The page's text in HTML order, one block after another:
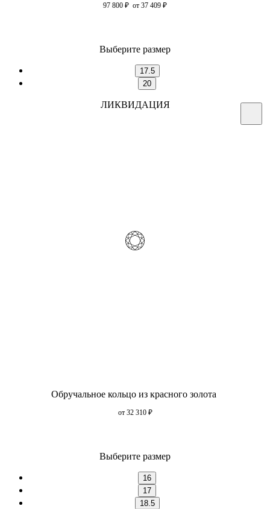
97 800 ₽ от 37 409 ₽
Выберите размер
17.5
20
ЛИКВИДАЦИЯ
Обручальное кольцо из красного золота
от 32 310 ₽
Выберите размер
16
17
18.5